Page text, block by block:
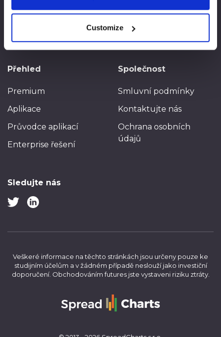
Customize
Jsme ta správná volbapro analýzu komoditních
Přehled
Premium
Aplikace
Průvodce aplikací
Enterprise řešení
Společnost
Smluvní podmínky
Kontaktujte nás
Ochrana osobních
údajů
Sledujte nás
Veškeré informace na těchto stránkách jsou určeny pouze ke
studijním účelům a v žádném případě neslouží jako investiční
doporučení. Obchodováním futures jste vystaveni riziku ztráty.